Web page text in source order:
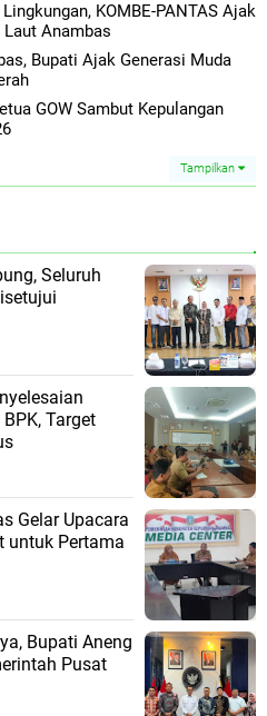
KOMBE-PANTAS Ajak
Anambas
Bupati Ajak Generasi Muda
GOW Sambut Kepulangan
Tampilkan
Seluruh
Target
Gelar Upacara
untuk Pertama
Bupati Aneng
Pusat